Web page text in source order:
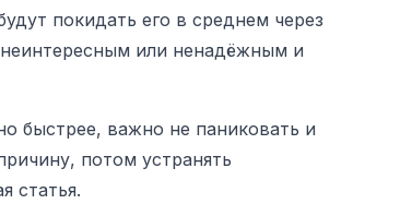
покидать его в среднем через
или ненадёжным и
быстрее, важно не паниковать и
потом устранять
статья.